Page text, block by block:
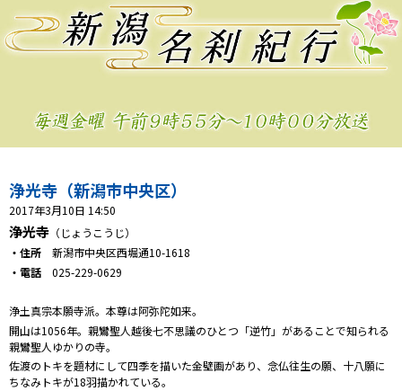
イベント
ニュース
天気
プレゼント
コンテンツ・アプリ
キッズ
Well-being
ショッピング
会社概要・ビジョン
お問い合わせ
浄光寺（新潟市中央区）
2017年3月10日 14:50
浄光寺 （じょうこうじ）
・住所 新潟市中央区西堀通10-1618
・電話 025-229-0629
浄土真宗本願寺派。本尊は阿弥陀如来。
開山は1056年。親鸞聖人越後七不思議のひとつ「逆竹」があることで知られる
親鸞聖人ゆかりの寺。
佐渡のトキを題材にして四季を描いた金壁画があり、念仏往生の願、十八願に
ちなみトキが18羽描かれている。